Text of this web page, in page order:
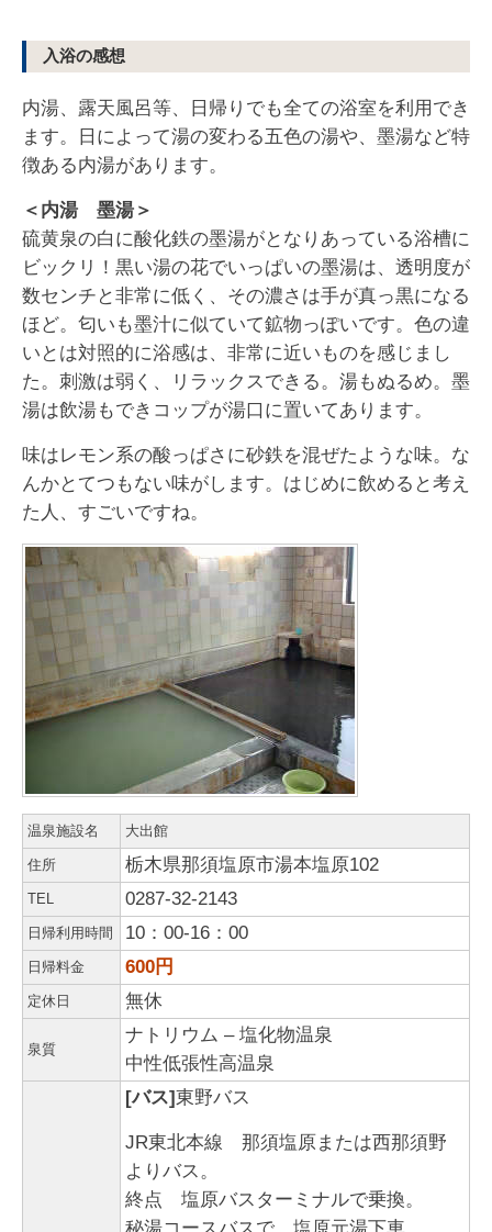
入浴の感想
内湯、露天風呂等、日帰りでも全ての浴室を利用でき
ます。日によって湯の変わる五色の湯や、墨湯など特
徴ある内湯があります。
＜内湯 墨湯＞
硫黄泉の白に酸化鉄の墨湯がとなりあっている浴槽に
ビックリ！黒い湯の花でいっぱいの墨湯は、透明度が
数センチと非常に低く、その濃さは手が真っ黒になる
ほど。匂いも墨汁に似ていて鉱物っぽいです。色の違
いとは対照的に浴感は、非常に近いものを感じまし
た。刺激は弱く、リラックスできる。湯もぬるめ。墨
湯は飲湯もできコップが湯口に置いてあります。
味はレモン系の酸っぱさに砂鉄を混ぜたような味。な
んかとてつもない味がします。はじめに飲めると考え
た人、すごいですね。
温泉施設名 大出館
住所 栃木県那須塩原市湯本塩原102
TEL 0287-32-2143
日帰利用時間 10：00-16：00
日帰料金 600円
定休日 無休
泉質
ナトリウム – 塩化物温泉
中性低張性高温泉
[バス]東野バス
JR東北本線 那須塩原または西那須野
よりバス。
終点 塩原バスターミナルで乗換。